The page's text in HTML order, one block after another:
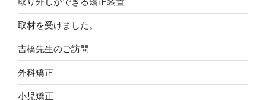
取材を受けました。
吉橋先生のご訪問
外科矯正
小児矯正